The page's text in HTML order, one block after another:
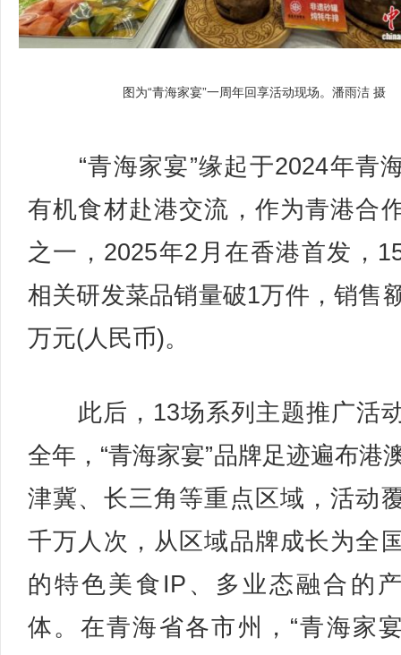
图为“青海家宴”一周年回享活动现场。潘雨洁 摄
“青海家宴”缘起于2024年青
有机食材赴港交流，作为青港合
之一，2025年2月在香港首发，
相关研发菜品销量破1万件，销售
万元(人民币)。
此后，13场系列主题推广活
全年，“青海家宴”品牌足迹遍布港
津冀、长三角等重点区域，活动
千万人次，从区域品牌成长为全
的特色美食IP、多业态融合的
体。在青海省各市州，“青海家